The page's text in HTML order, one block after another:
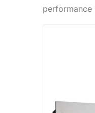
performance